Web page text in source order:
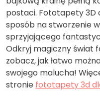
postaci. Fototapety 3D
sposób na stworzenie
sprzyjającego
Odkryj magiczny świat
zobacz, jak łatwo
swojego malucha!
stronie fototapety 3d